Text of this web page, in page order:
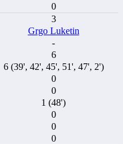
0
3
Grgo Luketin
-
6
6 (39', 42', 45', 51', 47', 2')
0
0
1 (48')
0
0
0